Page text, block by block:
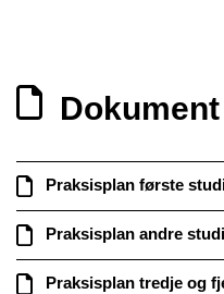
Dokument
Praksisplan første
Praksisplan andre
Praksisplan tredje og